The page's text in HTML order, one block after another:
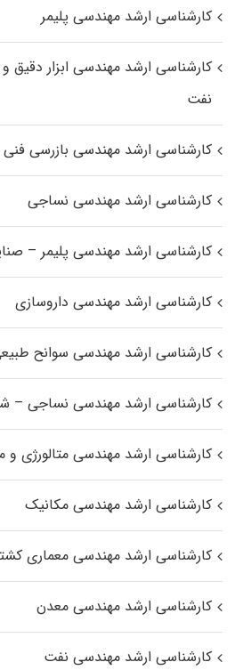
کارشناسی ارشد مهندسی پلیمر
کارشناسی ارشد مهندسی ابزار دقیق
نفت
کارشناسی ارشد مهندسی بازرسی فنی
کارشناسی ارشد مهندسی نساجی
کارشناسی ارشد مهندسی پلیمر –
کارشناسی ارشد مهندسی داروسازی
کارشناسی ارشد مهندسی سوانح
کارشناسی ارشد مهندسی نساجی –
کارشناسی ارشد مهندسی متالورژی و
کارشناسی ارشد مهندسی مکانیک
کارشناسی ارشد مهندسی معماری
کارشناسی ارشد مهندسی معدن
کارشناسی ارشد مهندسی نفت